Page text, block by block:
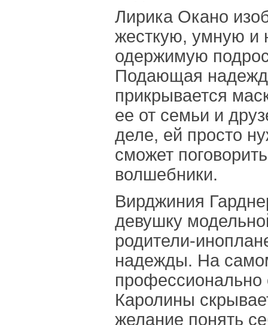
Лирика Окано
жесткую, умную и
одержимую
Подающая
прикрывается
ее от семьи и
деле, ей просто
сможет
волшебники.
Вирджиния
девушку
родители-
надежды. На
профессионально
Каролины
желание понять